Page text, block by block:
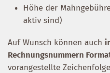
Höhe der
aktiv sind)
Auf Wunsch können auch
Rechnungsnummern
vorangestellte